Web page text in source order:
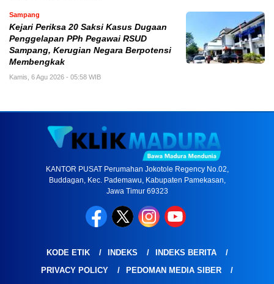
Sampang
Kejari Periksa 20 Saksi Kasus Dugaan
Penggelapan PPh Pegawai RSUD
Sampang, Kerugian Negara Berpotensi
Membengkak
Kamis, 6 Agu 2026 - 05:58 WIB
KANTOR PUSAT Perumahan Jokotole Regency No.02,
Buddagan, Kec. Pademawu, Kabupaten Pamekasan,
Jawa Timur 69323
KODE ETIK INDEKS
INDEKS BERITA
PRIVACY POLICY
PEDOMAN MEDIA SIBER